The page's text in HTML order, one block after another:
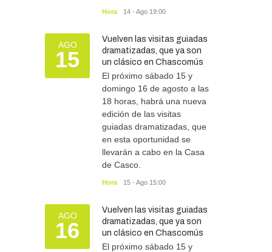
Hora 14 - Ago 19:00
AGO
15
Vuelven las visitas guiadas
dramatizadas, que ya son
un clásico en Chascomús
El próximo sábado 15 y
domingo 16 de agosto a las
18 horas, habrá una nueva
edición de las visitas
guiadas dramatizadas, que
en esta oportunidad se
llevarán a cabo en la Casa
de Casco.
Hora 15 - Ago 15:00
AGO
16
Vuelven las visitas guiadas
dramatizadas, que ya son
un clásico en Chascomús
El próximo sábado 15 y